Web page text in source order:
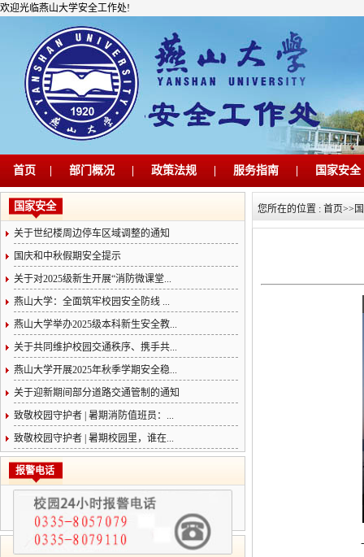
欢迎光临燕山大学安全工作处!
首页 部门概况 政策法规 服务指南 国家安全
国家安全
关于世纪楼周边停车区域调整的通知
国庆和中秋假期安全提示
关于对2025级新生开展“消防微课堂...
燕山大学：全面筑牢校园安全防线 ...
燕山大学举办2025级本科新生安全教...
关于共同维护校园交通秩序、携手共...
燕山大学开展2025年秋季学期安全稳...
关于迎新期间部分道路交通管制的通知
致敬校园守护者 | 暑期消防值班员：...
致敬校园守护者 | 暑期校园里，谁在...
报警电话
您所在的位置 : 首页>>